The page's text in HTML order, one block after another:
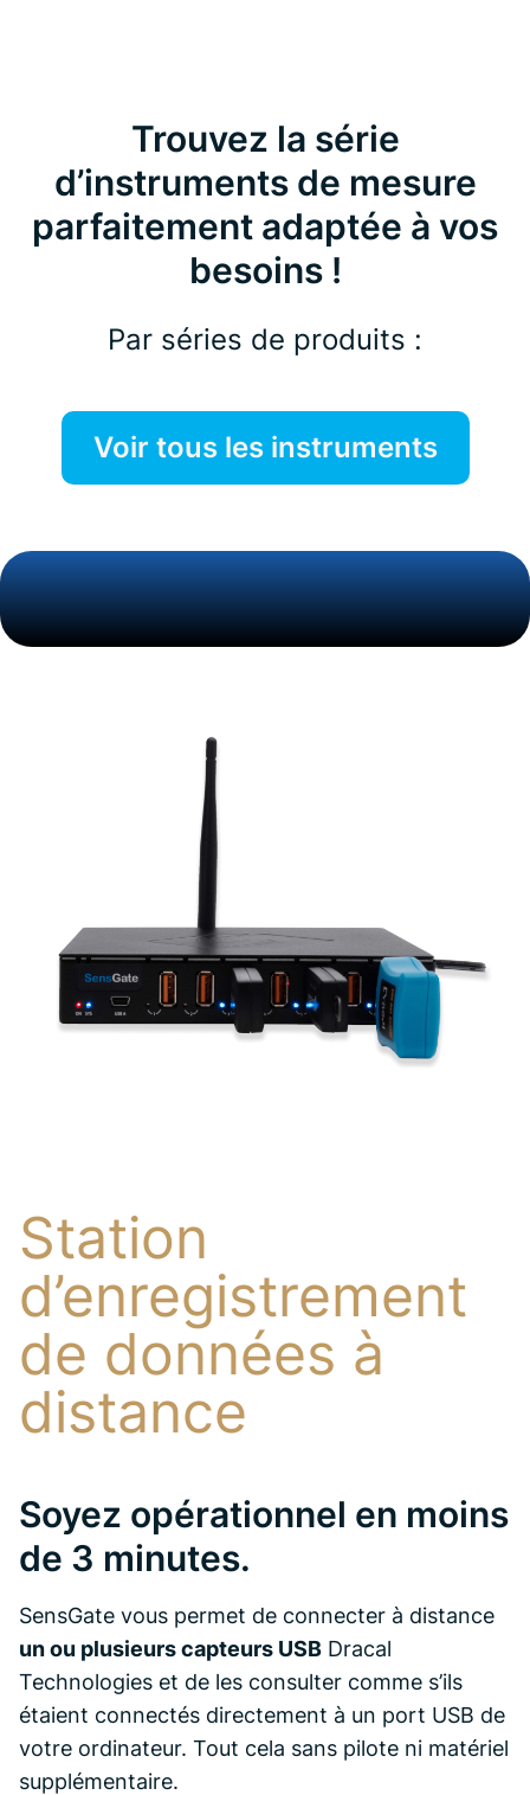
Trouvez la série
d’instruments de mesure
parfaitement adaptée à vos
besoins !
Par séries de produits :
Voir tous les instruments
Station
d’enregistrement
de données à
distance
Soyez opérationnel en moins
de 3 minutes.
SensGate vous permet de connecter à distance
un ou plusieurs capteurs USB Dracal
Technologies et de les consulter comme s’ils
étaient connectés directement à un port USB de
votre ordinateur. Tout cela sans pilote ni matériel
supplémentaire.